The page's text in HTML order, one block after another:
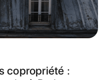
copropriété :